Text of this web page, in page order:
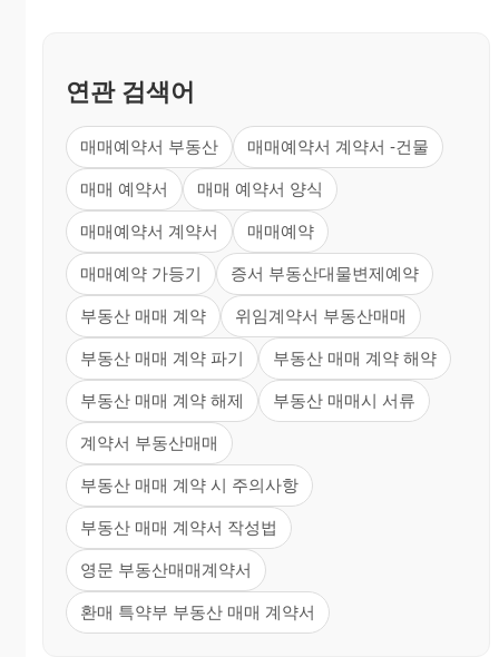
연관 검색어
매매예약서 부동산 매매예약서 계약서 -건물
매매 예약서 매매 예약서 양식
매매예약서 계약서 매매예약
매매예약 가등기 증서 부동산대물변제예약
부동산 매매 계약 위임계약서 부동산매매
부동산 매매 계약 파기 부동산 매매 계약 해약
부동산 매매 계약 해제 부동산 매매시 서류
계약서 부동산매매
부동산 매매 계약 시 주의사항
부동산 매매 계약서 작성법
영문 부동산매매계약서
환매 특약부 부동산 매매 계약서